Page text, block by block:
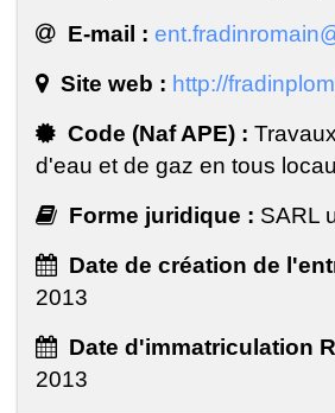
E-mail :
Site web : http://
Code (Naf APE) :
d'eau et de gaz en tous
Forme juridique : SARL
Date de création de
2013
Date d'immatriculation
2013